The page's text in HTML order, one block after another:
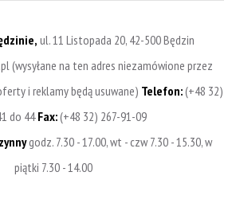
ul. 11 Listopada 20, 42-500 Będzin
(wysyłane na ten adres niezamówione przez
i reklamy będą usuwane) Telefon:(+48 32)
do 44Fax:(+48 32) 267-91-09
godz. 7.30 - 17.00, wt - czw 7.30 - 15.30, w
piątki 7.30 - 14.00